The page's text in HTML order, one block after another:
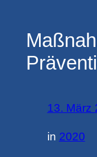
13. März
in 2020